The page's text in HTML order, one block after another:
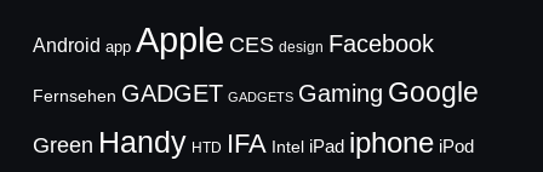
Android app Apple CES design Facebook
Fernsehen GADGET GADGETS Gaming Google
Green Handy HTD IFA Intel iPad iphone iPod